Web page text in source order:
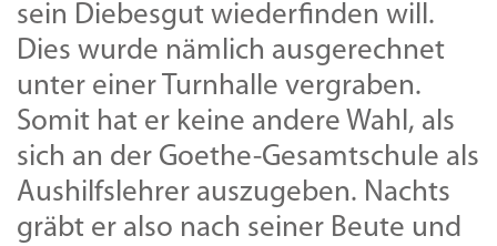
sein Diebesgut wiederfinden will.
Dies wurde nämlich ausgerechnet
unter einer Turnhalle vergraben.
Somit hat er keine andere Wahl, als
sich an der Goethe-Gesamtschule als
Aushilfslehrer auszugeben. Nachts
gräbt er also nach seiner Beute und